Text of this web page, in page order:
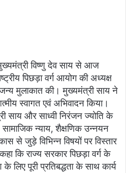
विष्णु देव साय से आज
पिछड़ा वर्ग आयोग की अध्यक्ष
मुलाकात की। मुख्यमंत्री साय ने
स्वागत एवं अभिवादन किया।
साय और साध्वी निरंजन ज्योति के
न्याय, शैक्षणिक उन्नयन
से जुड़े विभिन्न विषयों पर विस्तार
कि राज्य सरकार पिछड़ा वर्ग के
लिए पूरी प्रतिबद्धता के साथ कार्य